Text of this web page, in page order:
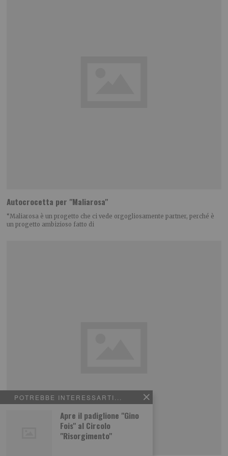
POTREBBE INTERESSARTI...
Apre il padiglione "Gino
Fois" al Circolo
"Risorgimento"
Autocrocetta per "Maliarosa"
“Maliarosa è un progetto che ci vede orgogliosamente partner, perché è
un progetto ambizioso fatto di